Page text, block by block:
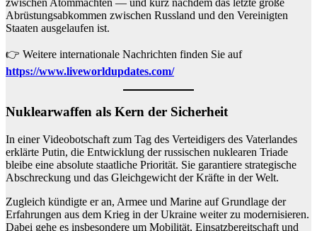
zwischen Atommächten — und kurz nachdem das letzte große
Abrüstungsabkommen zwischen Russland und den Vereinigten
Staaten ausgelaufen ist.
👉 Weitere internationale Nachrichten finden Sie auf
https://www.liveworldupdates.com/
Nuklearwaffen als Kern der Sicherheit
In einer Videobotschaft zum Tag des Verteidigers des Vaterlandes
erklärte Putin, die Entwicklung der russischen nuklearen Triade
bleibe eine absolute staatliche Priorität. Sie garantiere strategische
Abschreckung und das Gleichgewicht der Kräfte in der Welt.
Zugleich kündigte er an, Armee und Marine auf Grundlage der
Erfahrungen aus dem Krieg in der Ukraine weiter zu modernisieren.
Dabei gehe es insbesondere um Mobilität, Einsatzbereitschaft und